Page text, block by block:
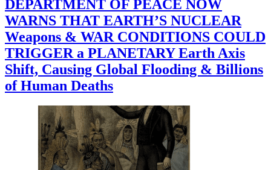
DEPARTMENT OF PEACE NOW
WARNS THAT EARTH’S NUCLEAR
Weapons & WAR CONDITIONS COULD
TRIGGER a PLANETARY Earth Axis
Shift, Causing Global Flooding & Billions
of Human Deaths